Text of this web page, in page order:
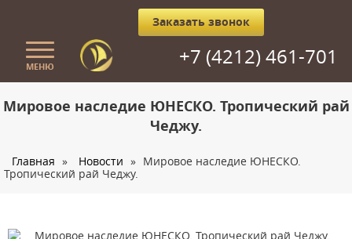
Заказать звонок
МЕНЮ +7 (4212) 461-701
О нас
Туры
Корпоративное обслуживание
Мировое наследие ЮНЕСКО. Тропический рай
Чеджу.
Главная » Новости » Мировое наследие ЮНЕСКО.
Тропический рай Чеджу.